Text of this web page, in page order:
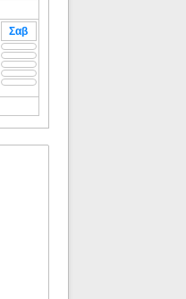
Σαβ